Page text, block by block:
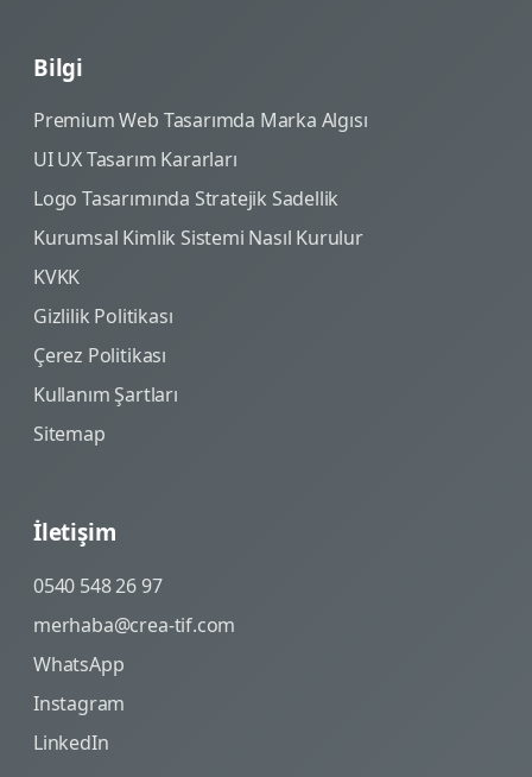
Bilgi
Premium Web Tasarımda Marka Algısı
UI UX Tasarım Kararları
Logo Tasarımında Stratejik Sadellik
Kurumsal Kimlik Sistemi Nasıl Kurulur
KVKK
Gizlilik Politikası
Çerez Politikası
Kullanım Şartları
Sitemap
İletişim
0540 548 26 97
merhaba@crea-tif.com
WhatsApp
Instagram
LinkedIn